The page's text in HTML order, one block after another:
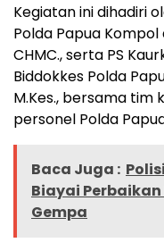
Kegiatan ini dihadiri
Polda Papua Kompol
CHMC., serta PS
Biddokkes Polda
M.Kes., bersama tim
personel Polda
Baca Juga :
Biayai
Gempa